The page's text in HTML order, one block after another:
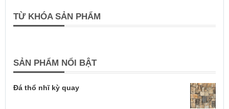
TỪ KHÓA SẢN PHẨM
SẢN PHẨM NỔI BẬT
Đá thổ nhĩ kỳ quay